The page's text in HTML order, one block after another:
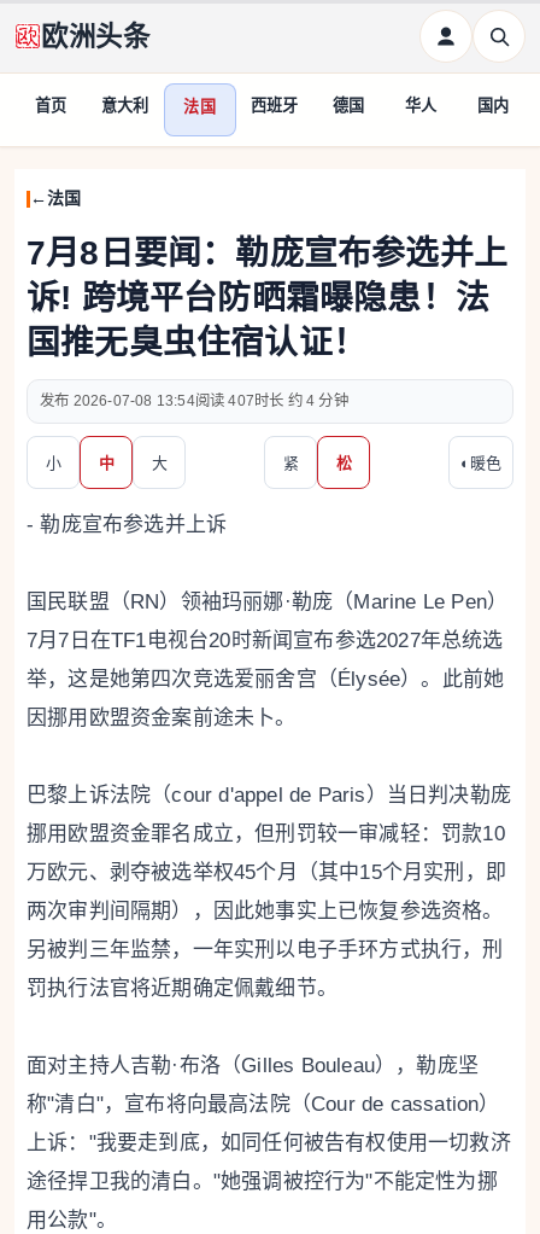
欧洲头条
首页 意大利 法国 西班牙 德国 华人 国内
法国
7月8日要闻：勒庞宣布参选并上
诉! 跨境平台防晒霜曝隐患！法
国推无臭虫住宿认证！
2026-07-08 13:54 407 约 4 分钟
小 中 大 紧 松 ◐ 暖色
- 勒庞宣布参选并上诉
国民联盟（RN）领袖玛丽娜·勒庞（Marine Le Pen）
7月7日在TF1电视台20时新闻宣布参选2027年总统选
举，这是她第四次竞选爱丽舍宫（Élysée）。此前她
因挪用欧盟资金案前途未卜。
巴黎上诉法院（cour d'appel de Paris）当日判决勒庞
挪用欧盟资金罪名成立，但刑罚较一审减轻：罚款10
万欧元、剥夺被选举权45个月（其中15个月实刑，即
两次审判间隔期），因此她事实上已恢复参选资格。
另被判三年监禁，一年实刑以电子手环方式执行，刑
罚执行法官将近期确定佩戴细节。
面对主持人吉勒·布洛（Gilles Bouleau），勒庞坚
称"清白"，宣布将向最高法院（Cour de cassation）
上诉："我要走到底，如同任何被告有权使用一切救济
途径捍卫我的清白。"她强调被控行为"不能定性为挪
用公款"。